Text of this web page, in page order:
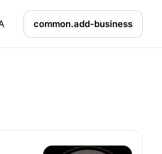
common.add-business